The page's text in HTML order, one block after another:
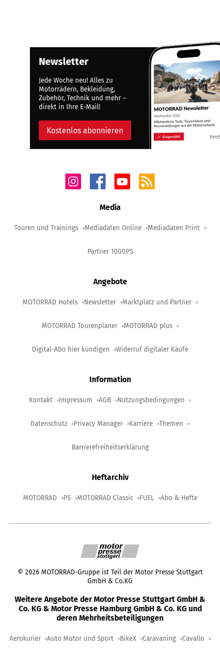
Newsletter
Jede Woche neu! Alles zu
Motorrädern, Bekleidung,
Zubehör, Technik und mehr –
direkt in Ihre E-Mail!
Kostenlos abonnieren
Media
Touren und Trainings Mediadaten Online Mediadaten Print
Partner 1000PS
Angebote
MOTORRAD Hotels Newsletter Marktplatz und Partner
MOTORRAD Tourenplaner MOTORRAD plus
Digital-Abo hier kündigen Widerruf digitaler Käufe
Information
Kontakt Impressum AGB Nutzungsbedingungen
Datenschutz Privacy Manager Karriere Themen
Barrierefreiheitserklärung
Heftarchiv
MOTORRAD PS MOTORRAD Classic FUEL Abo & Hefte
© 2026 MOTORRAD-Gruppe ist Teil der Motor Presse Stuttgart
GmbH & Co.KG
Weitere Angebote der Motor Presse Stuttgart GmbH &
Co. KG & Motor Presse Hamburg GmbH & Co. KG und
deren Mehrheitsbeteiligungen
Aerokurier Auto Motor und Sport BikeX Caravaning Cavallo